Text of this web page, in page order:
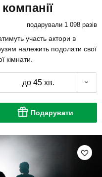
подарували 1 098 разів
участь актори в
належить подолати свої
кімнати.
до 45 хв.
Подарувати